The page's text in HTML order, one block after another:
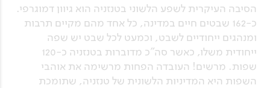
הסיבה העיקרית לשפע הלשוני בטנזניה הוא גיוון דמוגרפי.
כ-162 שבטים חיים במדינה, כל אחד מהם מקיים תרבות
ומנהגים ייחודיים לשבט, וכמעט לכל שבט יש שפה
ייחודית משלו, כאשר סה"כ מדוברות בטנזניה כ-120
שפות. מרשים! העובדה הפחות מרשימה את אוהבי
השפות היא המדיניות הלשונית של טנזניה, שתומכת